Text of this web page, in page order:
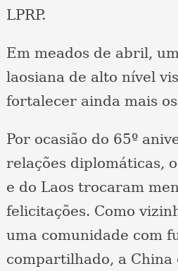
LPRP.
Em meados de abril,
laosiana de alto nível
fortalecer ainda mais
Por ocasião do 65º
relações diplomáticas,
e do Laos trocaram
felicitações. Como
uma comunidade com
compartilhado, a China